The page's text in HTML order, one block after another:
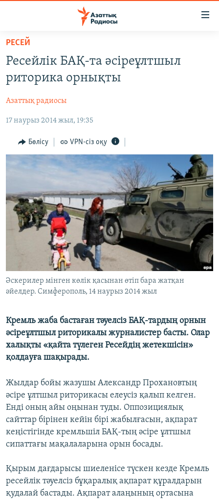
Skip
main
content
Skip
to
Navigation
Search
AZATTYQTV
ҚАҢТАР ОҚИҒАСЫ
АДАМ ҚҰҚЫҚТАРЫ
ӘЛЕУМЕТ
АРНАЙЫ ЖОБАЛАР
Русский
ЖАЗЫЛЫҢЫЗ
Басқа тілдерде
РЕСЕЙ
Ресейлік БАҚ-та әсіреұлтшыл
риторика орнықты
Азаттық радиосы
17 наурыз 2014 жыл, 19:35
Бөлісу VPN-сіз оқу
Әскерилер мінген көлік қасынан өтіп бара жатқан
әйелдер. Симферополь, 14 наурыз 2014 жыл
Кремль жаба бастаған тәуелсіз БАҚ-тардың орнын
әсіреұлтшыл риторикалы журналистер басты. Олар
халықты «қайта түлеген Ресейдің жетекшісін»
қолдауға шақырады.
Жылдар бойы жазушы Александр Прохановтың
әсіре ұлтшыл риторикасы елеусіз қалып келген.
Енді оның айы оңынан туды. Оппозициялық
сайттар бірінен кейін бірі жабылғасын, ақпарат
кеңістігінде кремльшіл БАҚ-тың әсіре ұлтшыл
сипаттағы мақалаларына орын босады.
Қырым дағдарысы шиеленісе түскен кезде Кремль
ресейлік тәуелсіз бұқаралық ақпарат құралдарын
қудалай бастады. Ақпарат алаңының ортасына